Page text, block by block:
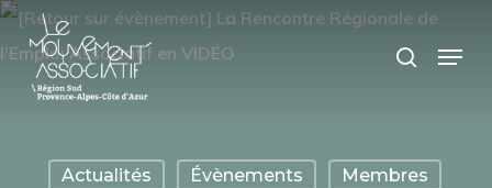
Skip
to
main
search
Menu
Actualités Évènements
Membres
Panneau de gestion des cookies